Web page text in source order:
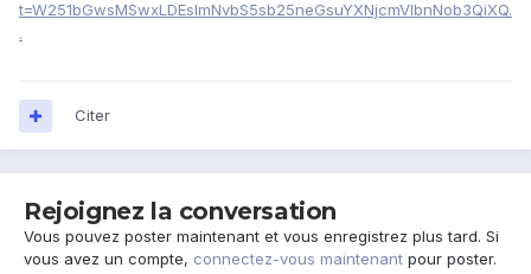
t=W251bGwsMSwxLDEsImNvbS5sb25neGsuYXNjcmVlbnNob3QiXQ.
.
Citer
Rejoignez la conversation
Vous pouvez poster maintenant et vous enregistrez plus tard. Si
vous avez un compte, connectez-vous maintenant pour poster.